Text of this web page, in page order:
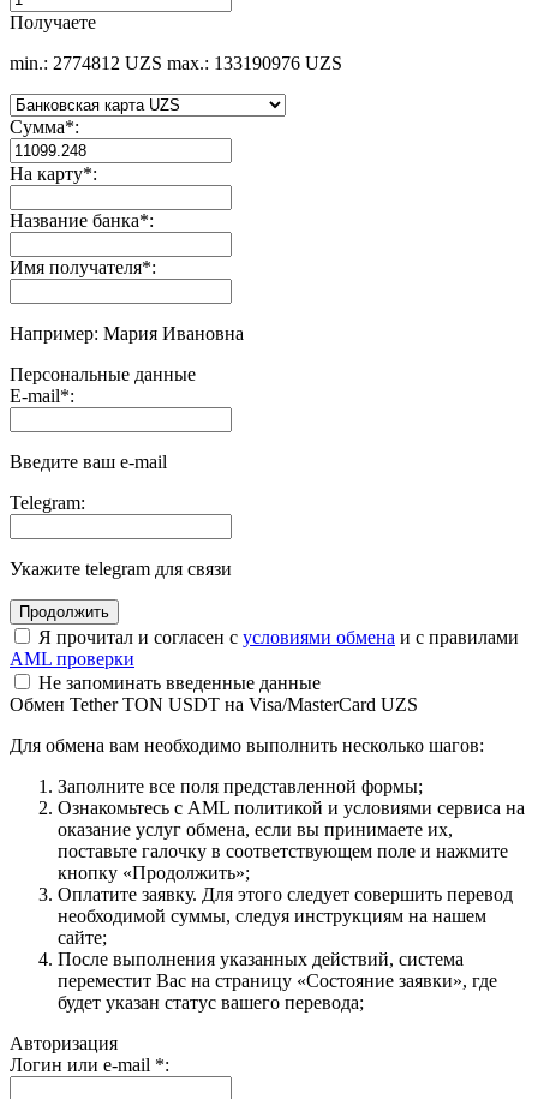
Получаете
min.: 2774812 UZS max.: 133190976 UZS
Сумма*:
На карту*:
Название банка*:
Имя получателя*:
Например: Мария Ивановна
Персональные данные
E-mail*:
Введите ваш e-mail
Telegram:
Укажите telegram для связи
Я прочитал и согласен с условиями обмена и с правилами
AML проверки
Не запоминать введенные данные
Обмен Tether TON USDT на Visa/MasterCard UZS
Для обмена вам необходимо выполнить несколько шагов:
Заполните все поля представленной формы;
Ознакомьтесь с AML политикой и условиями сервиса на
оказание услуг обмена, если вы принимаете их,
поставьте галочку в соответствующем поле и нажмите
кнопку «Продолжить»;
Оплатите заявку. Для этого следует совершить перевод
необходимой суммы, следуя инструкциям на нашем
сайте;
После выполнения указанных действий, система
переместит Вас на страницу «Состояние заявки», где
будет указан статус вашего перевода;
Авторизация
Логин или e-mail *: